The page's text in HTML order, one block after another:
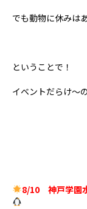
でも動物に休みは
ということで！
イベントだらけ～
8/10 神戸学園